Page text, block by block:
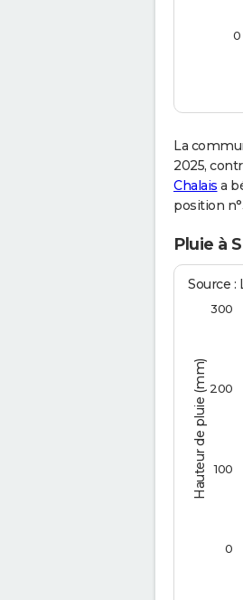
0
La
2025,
Chalais a
position
Pluie à
Hauteur de pluie (mm)
Source :
0
100
200
300